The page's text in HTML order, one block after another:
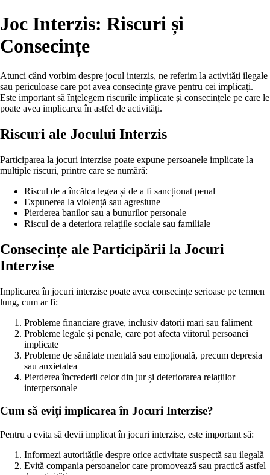
Joc Interzis: Riscuri și
Consecințe
Atunci când vorbim despre jocul interzis, ne referim la activități ilegale
sau periculoase care pot avea consecințe grave pentru cei implicați.
Este important să înțelegem riscurile implicate și consecințele pe care le
poate avea implicarea în astfel de activități.
Riscuri ale Jocului Interzis
Participarea la jocuri interzise poate expune persoanele implicate la
multiple riscuri, printre care se numără:
Riscul de a încălca legea și de a fi sancționat penal
Expunerea la violență sau agresiune
Pierderea banilor sau a bunurilor personale
Riscul de a deteriora relațiile sociale sau familiale
Consecințe ale Participării la Jocuri
Interzise
Implicarea în jocuri interzise poate avea consecințe serioase pe termen
lung, cum ar fi:
Probleme financiare grave, inclusiv datorii mari sau faliment
Probleme legale și penale, care pot afecta viitorul persoanei
implicate
Probleme de sănătate mentală sau emoțională, precum depresia
sau anxietatea
Pierderea încrederii celor din jur și deteriorarea relațiilor
interpersonale
Cum să eviți implicarea în Jocuri Interzise?
Pentru a evita să devii implicat în jocuri interzise, este important să:
Informezi autoritățile despre orice activitate suspectă sau ilegală
Evită compania persoanelor care promovează sau practică astfel